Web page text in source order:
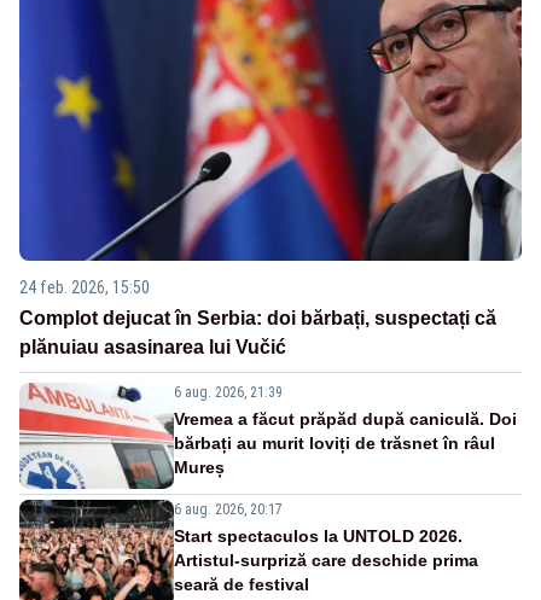
24 feb. 2026, 15:50
Complot dejucat în Serbia: doi bărbați, suspectați că
plănuiau asasinarea lui Vučić
6 aug. 2026, 21:39
Vremea a făcut prăpăd după caniculă. Doi
bărbați au murit loviți de trăsnet în râul
Mureș
6 aug. 2026, 20:17
Start spectaculos la UNTOLD 2026.
Artistul-surpriză care deschide prima
seară de festival